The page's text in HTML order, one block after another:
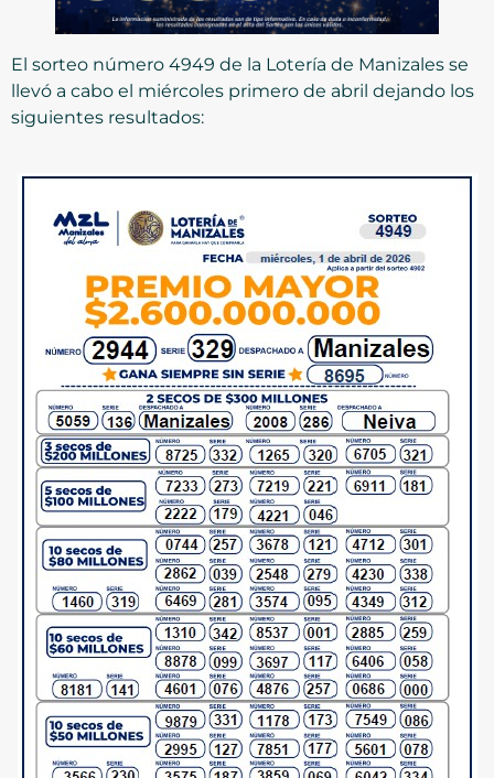
El sorteo número 4949 de la Lotería de Manizales se
llevó a cabo el miércoles primero de abril dejando los
siguientes resultados: